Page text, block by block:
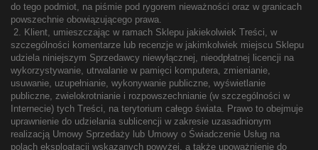
do tego podmiot, na piśmie pod rygorem nieważności oraz w granicach
powszechnie obowiązującego prawa.
2. Klient, umieszczając w ramach Sklepu jakiekolwiek Treści, w
szczególności komentarze lub recenzje w jakimkolwiek miejscu Sklepu
udziela niniejszym Sprzedawcy niewyłącznej, nieodpłatnej licencji na
wykorzystywanie, utrwalanie w pamięci komputera, zmienianie,
usuwanie, uzupełnianie, wykonywanie publiczne, wyświetlanie
publiczne, zwielokrotnianie i rozpowszechnianie (w szczególności w
Internecie) tych Treści, na terytorium całego świata. Prawo to obejmuje
uprawnienie do udzielania sublicencji w zakresie uzasadnionym
realizacją Umowy Sprzedaży lub Umowy o Świadczenie Usług na
polach eksploatacji wskazanych powyżej, a także upoważnienie do